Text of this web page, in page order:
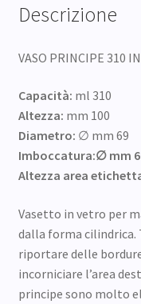
Descrizione
VASO PRINCIPE 310
Capacità: ml 310
Altezza: mm 100
Diametro: ∅ mm 69
Imboccatura:∅ mm
Altezza area
Vasetto in vetro per
dalla forma
riportare delle
incorniciare l’area
principe sono molto